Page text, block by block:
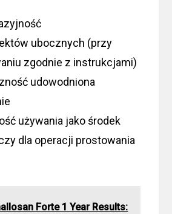
ubocznych (przy
zgodnie z instrukcjami)
udowodniona
używania jako środek
dla operacji prostowania
Forte 1 Year Results: